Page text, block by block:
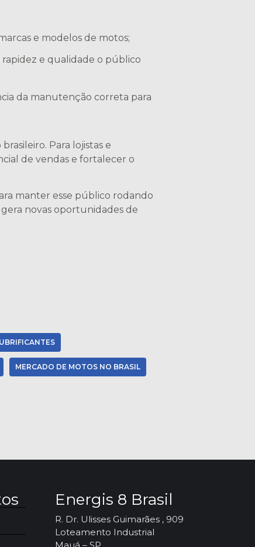
e modelos de motos;
e qualidade o público
da manutenção correta para
Para lojistas e
de vendas e fortalecer o
manter esse público rodando
novas oportunidades de
MERCADO DE MOTOS NO BRASIL
Energis 8 Brasil
R. Dr. Ulisses Guimarães , 909
Loteamento Industrial